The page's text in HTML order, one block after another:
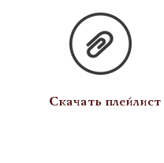
Скачать плейлист